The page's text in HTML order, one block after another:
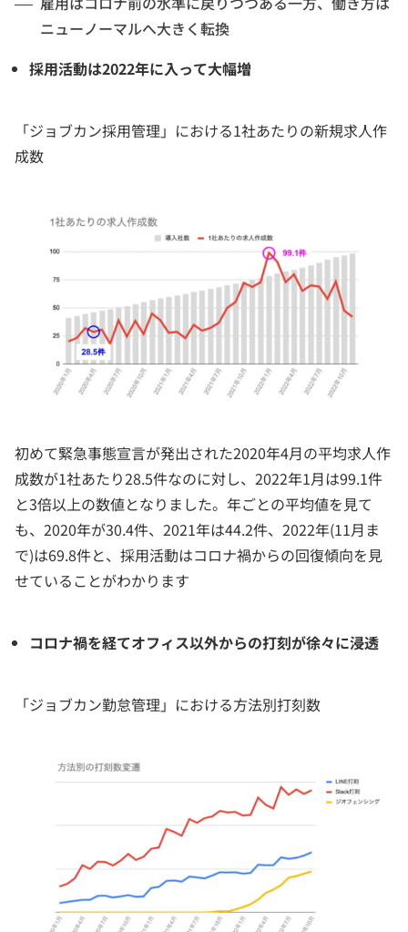
ニューノーマルへ大きく転換
採用活動は2022年に入って大幅増
「ジョブカン採用管理」における1社あたりの新規求人作
成数
初めて緊急事態宣言が発出された2020年4月の平均求人作
成数が1社あたり28.5件なのに対し、2022年1月は99.1件
と3倍以上の数値となりました。年ごとの平均値を見て
も、2020年が30.4件、2021年は44.2件、2022年(11月ま
で)は69.8件と、採用活動はコロナ禍からの回復傾向を見
せていることがわかります
コロナ禍を経てオフィス以外からの打刻が徐々に浸透
「ジョブカン勤怠管理」における方法別打刻数